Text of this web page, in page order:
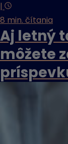
|
8 min. čítania
Aj letný
môžete